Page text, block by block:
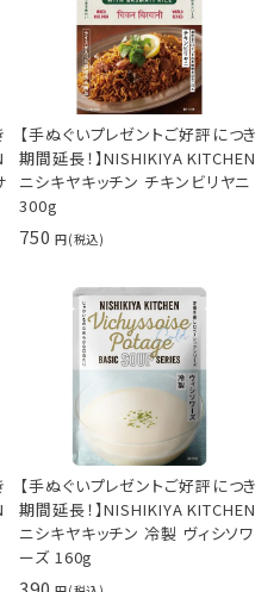
【手ぬぐいプレゼントご好評につき
期間延長！】NISHIKIYA KITCHEN
ニシキヤキッチン チキンビリヤニ
300g
750
【手ぬぐいプレゼントご好評につき
期間延長！】NISHIKIYA KITCHEN
ニシキヤキッチン 冷製 ヴィシソワ
ーズ 160g